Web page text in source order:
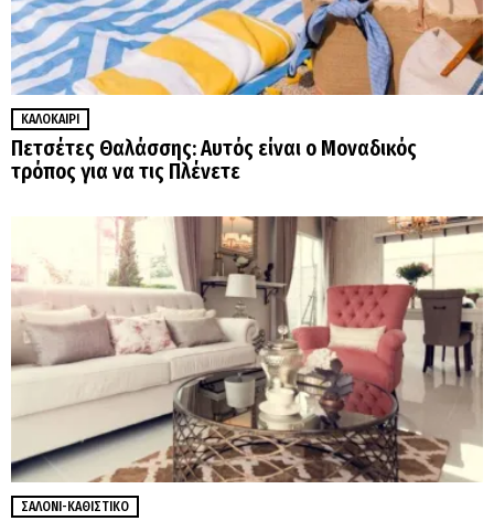
ΚΑΛΟΚΑΊΡΙ
Πετσέτες Θαλάσσης: Αυτός είναι ο Μοναδικός
τρόπος για να τις Πλένετε
ΣΑΛΌΝΙ-ΚΑΘΙΣΤΙΚΌ